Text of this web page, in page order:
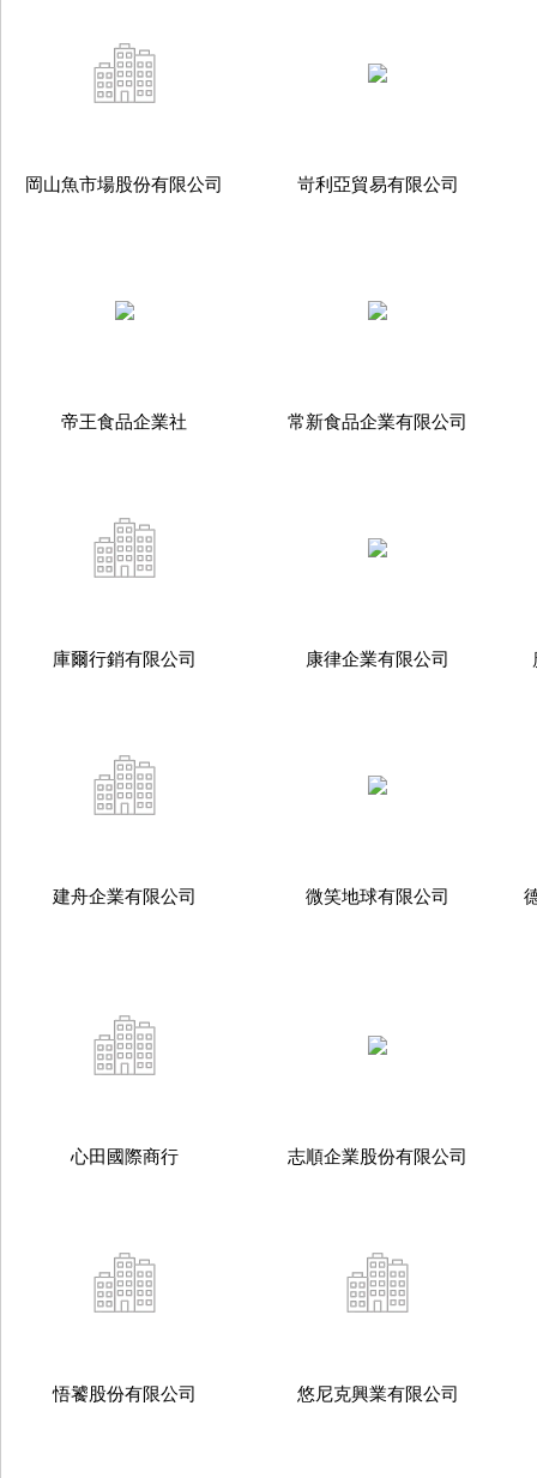
岡山魚市場股份有限公司 岢利亞貿易有限公司
帝王食品企業社 常新食品企業有限公司
庫爾行銷有限公司 康律企業有限公司
建舟企業有限公司 微笑地球有限公司
心田國際商行 志順企業股份有限公司
悟饕股份有限公司 悠尼克興業有限公司